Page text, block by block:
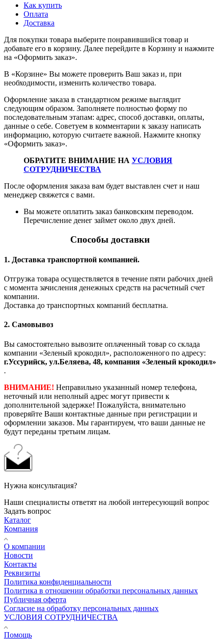
Как купить
Оплата
Доставка
Для покупки товара выберите понравившийся товар и
добавьте его в корзину. Далее перейдите в Корзину и нажмите
на «Оформить заказ».
В «Корзине» Вы можете проверить Ваш заказ и, при
необходимости, изменить количество товара.
Оформление заказа в стандартном режиме выглядит
следующим образом. Заполняете полностью форму по
последовательным этапам: адрес, способ доставки, оплаты,
данные о себе. Советуем в комментарии к заказу написать
информацию, которую считаете важной. Нажмите кнопку
«Оформить заказ».
ОБРАТИТЕ ВНИМАНИЕ НА УСЛОВИЯ
СОТРУДНИЧЕСТВА
После оформления заказа вам будет выставлен счет и наш
менеджер свяжется с вами.
Вы можете оплатить заказ банковским переводом.
Перечисление денег займет около двух дней.
Способы доставки
1. Доставка транспортной компанией.
Отгрузка товара осуществляется в течение пяти рабочих дней
с момента зачисления денежных средств на расчетный счет
компании.
Доставка до транспортных компаний бесплатна.
2. Самовывоз
Вы самостоятельно вывозите оплаченный товар со склада
компании «Зеленый крокодил», расположенного по адресу:
г.Уссурийск, ул.Беляева, 48, компания «Зеленый крокодил»
.
ВНИМАНИЕ! Неправильно указанный номер телефона,
неточный или неполный адрес могут привести к
дополнительной задержке! Пожалуйста, внимательно
проверяйте Ваши контактные данные при регистрации и
оформлении заказов. Мы гарантируем, что ваши данные не
будут переданы третьим лицам.
Нужна консультация?
Наши специалисты ответят на любой интересующий вопрос
Задать вопрос
Каталог
Компания
О компании
Новости
Контакты
Реквизиты
Политика конфиденциальности
Политика в отношении обработки персональных данных
Публичная оферта
Согласие на обработку персональных данных
УСЛОВИЯ СОТРУДНИЧЕСТВА
Помощь